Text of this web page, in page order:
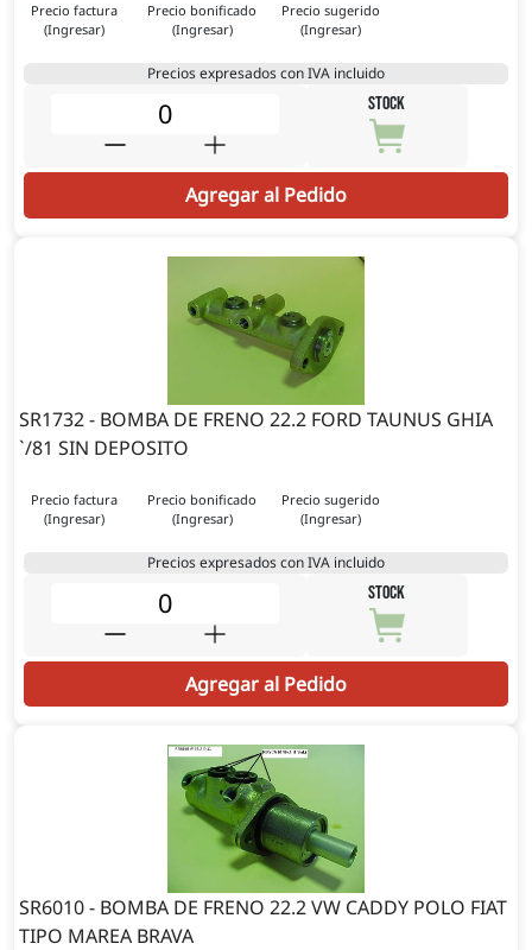
Precio factura
(Ingresar)
Precio bonificado
(Ingresar)
Precio sugerido
(Ingresar)
Precios expresados con IVA incluido
STOCK
Agregar al Pedido
SR1732 - BOMBA DE FRENO 22.2 FORD TAUNUS GHIA
`/81 SIN DEPOSITO
Precio factura
(Ingresar)
Precio bonificado
(Ingresar)
Precio sugerido
(Ingresar)
Precios expresados con IVA incluido
STOCK
Agregar al Pedido
SR6010 - BOMBA DE FRENO 22.2 VW CADDY POLO FIAT
TIPO MAREA BRAVA